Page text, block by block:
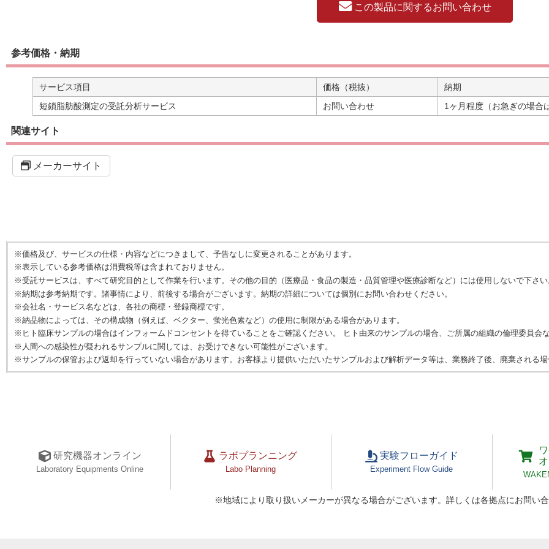
この製品に関するお問い合わせ
参考価格・納期
サービス項目 価格（税抜）
納期
短鎖脂肪酸測定の受託分析サービス
お問い合わせ 1ヶ月程度（お急ぎの場合
関連サイト
メーカーサイト
※価格及び、サービスの仕様・内容などにつきまして、予告なしに変更されることがあります。
※表示している参考価格は消費税等は含まれておりません。
※受託サービスは、すべて研究目的として作業を行います。その他の目的（医療品・食品の製造・品質管理や医療診断など）には使用しないで下さい
※納期は参考納期です。諸事情により、前後する場合がございます。納期の詳細については個別にお問い合わせください。
※会社名・サービス名などは、各社の商標・登録商標です。
※納品物によっては、その構成物（例えば、ベクター、蛍光色素など）の使用に制限がある場合があります。
※ヒト臨床サンプルの場合はインフォームドコンセントを得ていることをご確認ください。 ヒト由来のサンプルの場合、ご所属の組織の倫理委員会
※人間への感染性が疑われるサンプルに関しては、お受けできない可能性がございます。
※サンプルの保管および返却を行っていない場合があります。お客様より提供いただいたサンプルおよび解析データ等は、業務終了後、廃棄される場
研究機器オンライン
Laboratory Equipments Online
ラボプランニング
Labo Planning
実験フローガイド
Experiment Flow Guide
※地域により取り扱いメーカーが異なる場合がございます。詳しくは各拠点にお問い合